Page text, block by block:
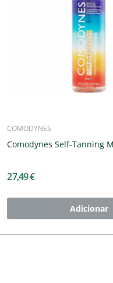
COMODYNES
Comodynes Self-Tanning
27,49 €
Adicionar